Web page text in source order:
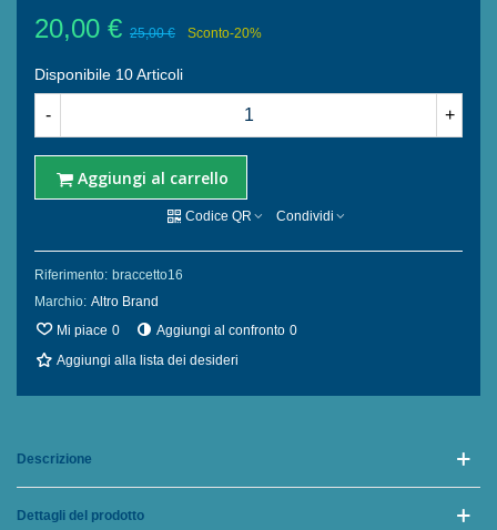
20,00 € 25,00 € Sconto-20%
Disponibile 10 Articoli
- +
Aggiungi al carrello
Codice QR Condividi
Riferimento: braccetto16
Marchio: Altro Brand
Mi piace 0 Aggiungi al confronto 0
Aggiungi alla lista dei desideri
Descrizione
Dettagli del prodotto